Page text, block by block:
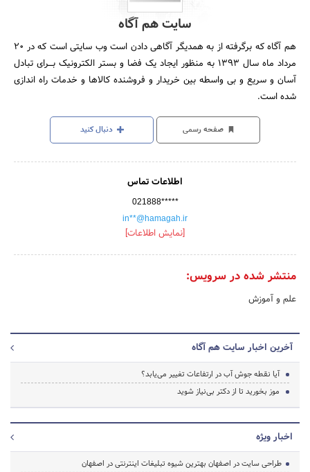
سایت هم آگاه
هم آگاه که برگرفته از به همدیگر آگاهی دادن است وب سایتی است که در 20
مرداد ماه سال 1393 به منظور ایجاد یک فضا و بستر الکترونیک بـــرای تبادل
آسان و سریع و بی واسطه بین خریدار و فروشنده کالاها و خدمات راه اندازی
شده است.
صفحه رسمی دنبال کنید
اطلاعات تماس
021888*****
in**@hamagah.ir
[نمایش اطلاعات]
منتشر شده در سرویس:
علم و آموزش
آخرین اخبار سایت هم آگاه
آیا نقطه جوش آب در ارتفاعات تغییر می‌یابد؟
موز بخورید تا از دکتر بی‌نیاز شوید
اخبار ویژه
طراحی سایت در اصفهان بهترین شیوه تبلیغات اینترنتی در اصفهان